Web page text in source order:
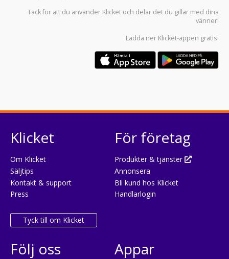
Tack för att du använder Klicket och delar det du gillar med dina
vänner!
Ladda ner Klicket-appen gratis:
Klicket
Om Klicket
Säljtips
Kontakt & support
Press
Tyck till om Klicket
För företag
Produkter & tjänster
Annonsera
Bli kund hos Klicket
Handlarlogin
Följ oss Appar